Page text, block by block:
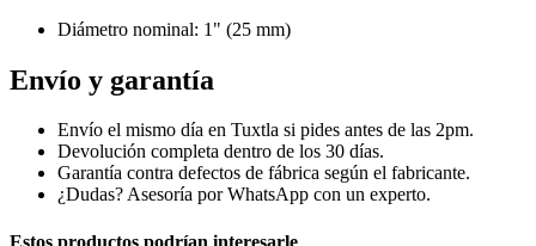
Diámetro nominal: 1" (25 mm)
Envío y garantía
Envío el mismo día en Tuxtla si pides antes de las 2pm.
Devolución completa dentro de los 30 días.
Garantía contra defectos de fábrica según el fabricante.
¿Dudas? Asesoría por WhatsApp con un experto.
Estos productos podrían interesarle